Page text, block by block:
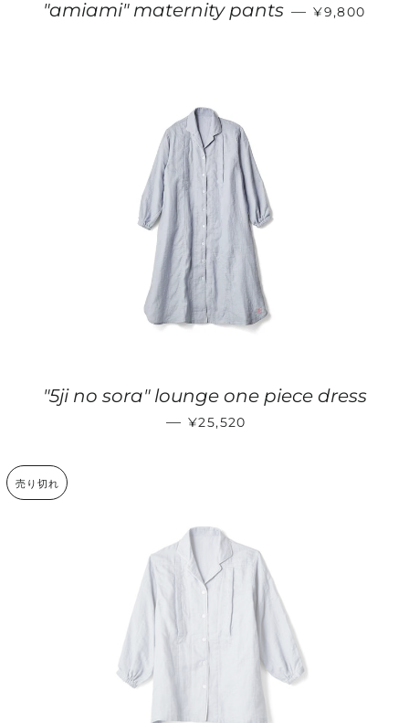
"amiami" maternity pants — 販売価格
¥9,800
"5ji no sora" lounge one piece dress
— 通常価格
¥25,520
売り切れ